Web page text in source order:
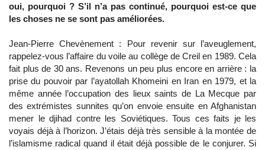
oui, pourquoi ? S’il n’a pas continué, pourquoi est-ce que
les choses ne se sont pas améliorées.
Jean-Pierre Chevènement : Pour revenir sur l’aveuglement,
rappelez-vous l’affaire du voile au collège de Creil en 1989. Cela
fait plus de 30 ans. Revenons un peu plus encore en arrière : la
prise du pouvoir par l’ayatollah Khomeini en Iran en 1979, et la
même année l’occupation des lieux saints de La Mecque par
des extrémistes sunnites qu’on envoie ensuite en Afghanistan
mener le djihad contre les Soviétiques. Tous ces faits je les
voyais déjà à l’horizon. J’étais déjà très sensible à la montée de
l’islamisme radical quand il était déjà possible de le conjurer. Si